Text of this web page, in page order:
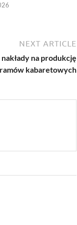
NEXT ARTICLE
na produkcję
kabaretowych